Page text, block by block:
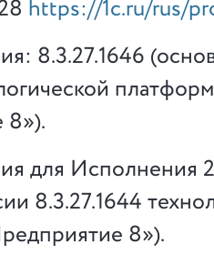
https://1c.ru/rus/
8.3.27.1646
8»).
для Исполнения
8.3.27.1644
8»).